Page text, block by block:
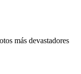
más devastadores